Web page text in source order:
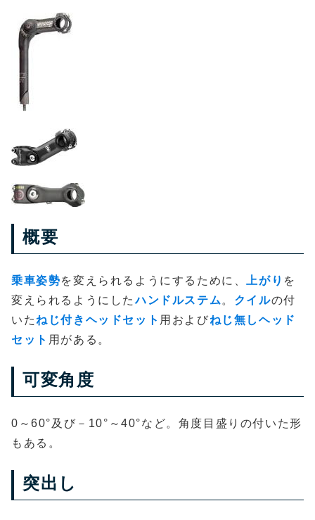
概要
乗車姿勢を変えられるようにするために、 上がり を
変えられるようにしたハンドルステム 。 クイルの付
いたねじ付きヘッドセット 用およびねじ無しヘッド
セット 用がある。
可変角度
0～60°及び－10°～40°など。角度目盛りの付いた形
もある。
突出し